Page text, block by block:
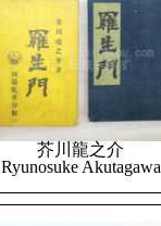
芥川龍之介
Ryunosuke Akutagawa